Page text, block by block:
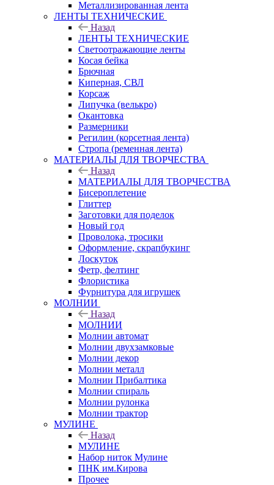
Металлизированная лента
ЛЕНТЫ ТЕХНИЧЕСКИЕ
Назад
ЛЕНТЫ ТЕХНИЧЕСКИЕ
Светоотражающие ленты
Косая бейка
Брючная
Киперная, СВЛ
Корсаж
Липучка (велькро)
Окантовка
Размерники
Регилин (корсетная лента)
Стропа (ременная лента)
МАТЕРИАЛЫ ДЛЯ ТВОРЧЕСТВА
Назад
МАТЕРИАЛЫ ДЛЯ ТВОРЧЕСТВА
Бисероплетение
Глиттер
Заготовки для поделок
Новый год
Проволока, тросики
Оформление, скрапбукинг
Лоскуток
Фетр, фелтинг
Флористика
Фурнитура для игрушек
МОЛНИИ
Назад
МОЛНИИ
Молнии автомат
Молнии двухзамковые
Молнии декор
Молнии металл
Молнии Прибалтика
Молнии спираль
Молнии рулонка
Молнии трактор
МУЛИНЕ
Назад
МУЛИНЕ
Набор ниток Мулине
ПНК им.Кирова
Прочее